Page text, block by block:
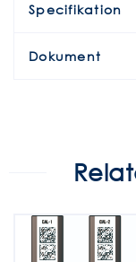
Specifikation
Dokument